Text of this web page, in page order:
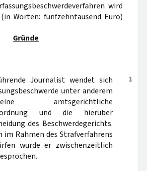
wird
Worten: fünfzehntausend Euro)
Gründe
1
Journalist wendet sich
unter anderem
amtsgerichtliche
und die hierüber
des Beschwerdegerichts.
im Rahmen des Strafverfahrens
wurde er zwischenzeitlich